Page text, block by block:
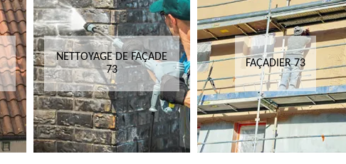
NETTOYAGE DE FAÇADE
73
FAÇADIER 73